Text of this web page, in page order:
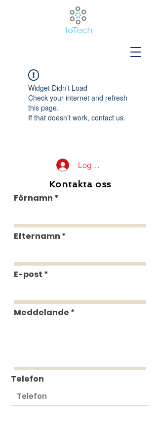
Widget Didn’t Load
Check your internet and refresh
this page.
If that doesn’t work, contact us.
Logga in
Kontakta oss
Förnamn
Efternamn
E-post
Meddelande
Telefon